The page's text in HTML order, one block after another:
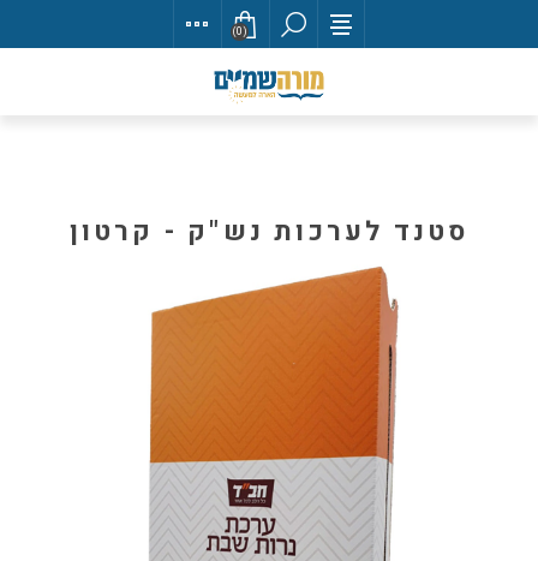
(0)
סטנד לערכות נש"ק - קרטון